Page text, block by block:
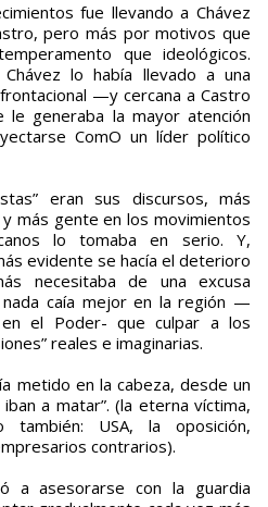
fue llevando a Chávez
pero más por motivos que
que ideológicos.
lo había llevado a una
—y cercana a Castro
generaba la mayor atención
ComO un líder político
eran sus discursos, más
más gente en los movimientos
lo tomaba en serio. Y,
evidente se hacía el deterioro
necesitaba de una excusa
caía mejor en la región —
en el Poder- que culpar a los
reales e imaginarias.
metido en la cabeza, desde un
a matar”. (la eterna víctima,
USA, la oposición,
contrarios).
a asesorarse con la guardia